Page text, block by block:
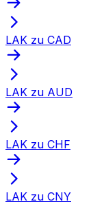
LAK zu CAD
LAK zu AUD
LAK zu CHF
LAK zu CNY